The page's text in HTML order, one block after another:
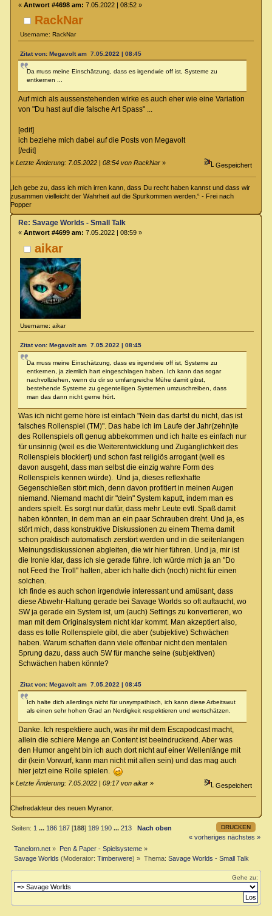
RackNar
Username: RackNar
« Antwort #4698 am: 7.05.2022 | 08:52 »
Zitat von: Megavolt am 7.05.2022 | 08:45
Da muss meine Einschätzung, dass es irgendwie off ist, Systeme zu
entkernen ...
Auf mich als aussenstehenden wirke es auch eher wie eine Variation
von "Du hast auf die falsche Art Spass" ...
[edit]
ich beziehe mich dabei auf die Posts von Megavolt
[/edit]
«Letzte Änderung: 7.05.2022 | 08:54 von RackNar » Gespeichert
„Ich gebe zu, dass ich mich irren kann, dass Du recht haben kannst und dass wir
zusammen vielleicht der Wahrheit auf die Spurkommen werden.“ - Frei nach
Popper
aikar
Username: aikar
Re: Savage Worlds - Small Talk
« Antwort #4699 am: 7.05.2022 | 08:59 »
Zitat von: Megavolt am 7.05.2022 | 08:45
Da muss meine Einschätzung, dass es irgendwie off ist, Systeme zu
entkernen, ja ziemlich hart eingeschlagen haben. Ich kann das sogar
nachvollziehen, wenn du dir so umfangreiche Mühe damit gibst,
bestehende Systeme zu gegenteiligen Systemen umzuschreiben, dass
man das dann nicht gerne hört.
Was ich nicht gerne höre ist einfach "Nein das darfst du nicht, das ist
falsches Rollenspiel (TM)". Das habe ich im Laufe der Jahr(zehn)te
des Rollenspiels oft genug abbekommen und ich halte es einfach nur
für unsinnig (weil es die Weiterentwicklung und Zugänglichkeit des
Rollenspiels blockiert) und schon fast religiös arrogant (weil es
davon ausgeht, dass man selbst die einzig wahre Form des
Rollenspiels kennen würde). Und ja, dieses reflexhafte
Gegenschießen stört mich, denn davon profitiert in meinen Augen
niemand. Niemand macht dir "dein" System kaputt, indem man es
anders spielt. Es sorgt nur dafür, dass mehr Leute evtl. Spaß damit
haben könnten, in dem man an ein paar Schrauben dreht. Und ja, es
stört mich, dass konstruktive Diskussionen zu einem Thema damit
schon praktisch automatisch zerstört werden und in die seitenlangen
Meinungsdiskussionen abgleiten, die wir hier führen. Und ja, mir ist
die Ironie klar, dass ich sie gerade führe. Ich würde mich ja an "Do
not Feed the Troll" halten, aber ich halte dich (noch) nicht für einen
solchen.
Ich finde es auch schon irgendwie interessant und amüsant, dass
diese Abwehr-Haltung gerade bei Savage Worlds so oft auftaucht, wo
SW ja gerade ein System ist, um (auch) Settings zu konvertieren, wo
man mit dem Originalsystem nicht klar kommt. Man akzeptiert also,
dass es tolle Rollenspiele gibt, die aber (subjektive) Schwächen
haben. Warum schaffen dann viele offenbar nicht den mentalen
Sprung dazu, dass auch SW für manche seine (subjektiven)
Schwächen haben könnte?
Zitat von: Megavolt am 7.05.2022 | 08:45
Ich halte dich allerdings nicht für unsympathisch, ich kann diese Arbeitswut
als einen sehr hohen Grad an Nerdigkeit respektieren und wertschätzen.
Danke. Ich respektiere auch, was ihr mit dem Escapodcast macht,
allein die schiere Menge an Content ist beeindruckend. Aber was
den Humor angeht bin ich auch dort nicht auf einer Wellenlänge mit
dir (kein Vorwurf, kann man nicht mit allen sein) und das mag auch
hier jetzt eine Rolle spielen.
«Letzte Änderung: 7.05.2022 | 09:17 von aikar » Gespeichert
Chefredakteur des neuen Myranor.
DRUCKEN
Seiten: 1 ... 186 187 [188] 189 190 ...213
Nach oben
« vorheriges nächstes »
Tanelorn.net » Pen & Paper - Spielsysteme»
Savage Worlds (Moderator:Timberwere) » Thema: Savage Worlds - Small Talk
Gehe zu: